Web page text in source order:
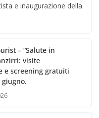
e inaugurazione della
– “Salute in
visite
e screening gratuiti